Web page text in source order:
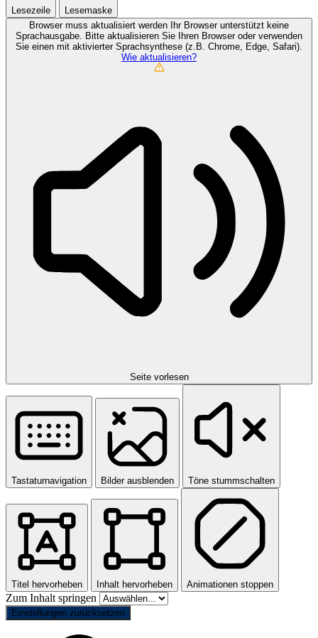
Lesezeile
Lesemaske
Browser muss aktualisiert werden
Ihr Browser unterstützt keine
Sprachausgabe. Bitte aktualisieren Sie Ihren Browser oder verwenden
Sie einen mit aktivierter Sprachsynthese (z.B. Chrome, Edge, Safari).
Wie aktualisieren?
Seite vorlesen
Tastaturnavigation Bilder ausblenden Töne stummschalten
Titel hervorheben Inhalt hervorheben Animationen stoppen
Zum Inhalt springen
Einstellungen zurücksetzen